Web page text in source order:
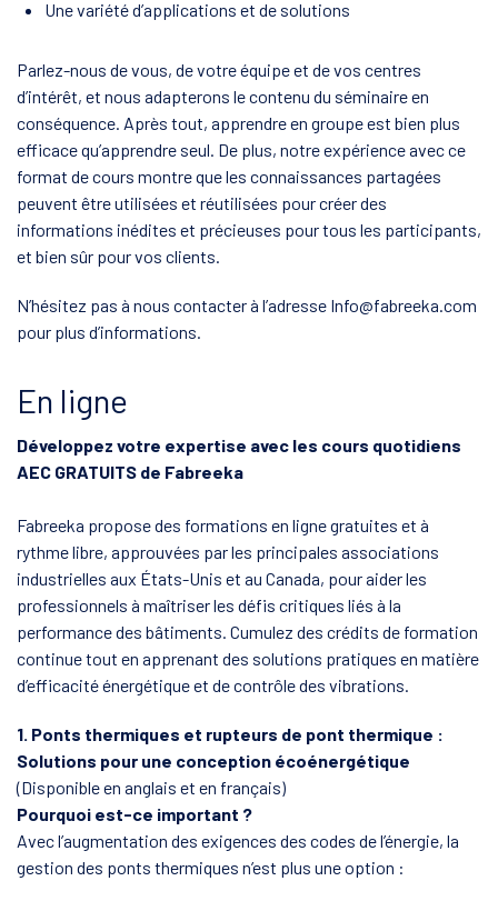
Une variété d’applications et de solutions
Parlez-nous de vous, de votre équipe et de vos centres
d’intérêt, et nous adapterons le contenu du séminaire en
conséquence. Après tout, apprendre en groupe est bien plus
efficace qu’apprendre seul. De plus, notre expérience avec ce
format de cours montre que les connaissances partagées
peuvent être utilisées et réutilisées pour créer des
informations inédites et précieuses pour tous les participants,
et bien sûr pour vos clients.
N’hésitez pas à nous contacter à l’adresse Info@fabreeka.com
pour plus d’informations.
En ligne
Développez votre expertise avec les cours quotidiens
AEC GRATUITS de Fabreeka
Fabreeka propose des formations en ligne gratuites et à
rythme libre, approuvées par les principales associations
industrielles aux États-Unis et au Canada, pour aider les
professionnels à maîtriser les défis critiques liés à la
performance des bâtiments. Cumulez des crédits de formation
continue tout en apprenant des solutions pratiques en matière
d’efficacité énergétique et de contrôle des vibrations.
1. Ponts thermiques et rupteurs de pont thermique :
Solutions pour une conception écoénergétique
(Disponible en anglais et en français)
Pourquoi est-ce important ?
Avec l’augmentation des exigences des codes de l’énergie, la
gestion des ponts thermiques n’est plus une option :